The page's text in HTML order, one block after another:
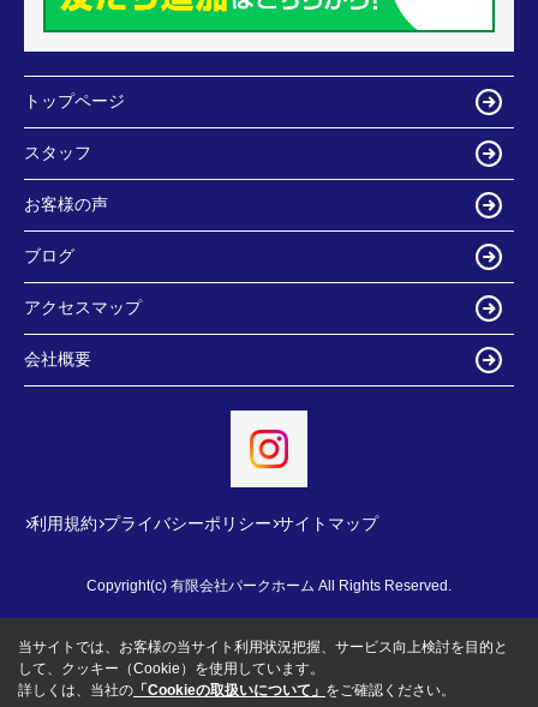
トップページ
スタッフ
お客様の声
ブログ
アクセスマップ
会社概要
利用規約 プライバシーポリシー サイトマップ
Copyright(c) 有限会社パークホーム All Rights Reserved.
当サイトでは、お客様の当サイト利用状況把握、サービス向上検討を目的と
して、クッキー（Cookie）を使用しています。
詳しくは、当社の 「Cookieの取扱いについて」 をご確認ください。